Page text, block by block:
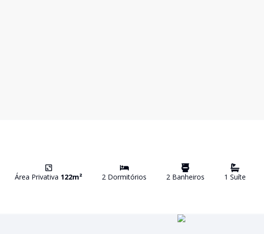
Área Privativa 122m² 2 Dormitórios 2 Banheiros 1 Suíte